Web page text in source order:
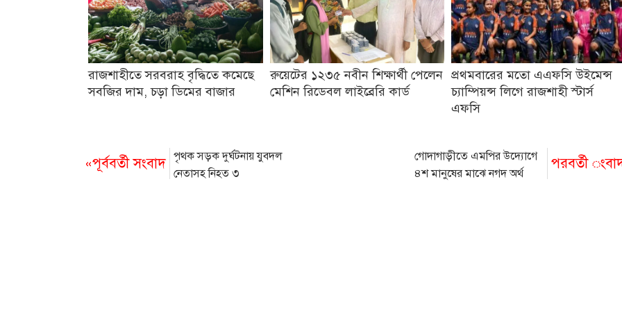
রাজশাহীতে সরবরাহ বৃদ্ধিতে কমেছে
সবজির দাম, চড়া ডিমের বাজার
রুয়েটের ১২৩৫ নবীন শিক্ষার্থী পেলেন
মেশিন রিডেবল লাইব্রেরি কার্ড
প্রথমবারের মতো এএফসি উইমেন্স
চ্যাম্পিয়ন্স লিগে রাজশাহী স্টার্স
এফসি
«পূর্ববর্তী সংবাদ পৃথক সড়ক দুর্ঘটনায় যুবদল
নেতাসহ নিহত ৩
পরবর্তী
গোদাগাড়ীতে এমপির উদ্যোগে
৪শ মানুষের মাঝে নগদ অর্থ